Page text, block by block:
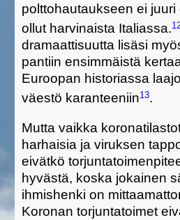
polttohautaukseen ei
ollut harvinaista Italiassa.
dramaattisuutta lisäsi
pantiin ensimmäistä
Euroopan historiassa
väestö karanteeniin13.
Mutta vaikka
harhaisia ja viruksen
eivätkö
hyvästä, koska jokainen
ihmishenki on
Koronan torjuntatoimet